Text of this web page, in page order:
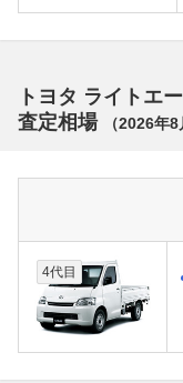
トヨタ ライトエ
査定相場
（2026年8
4代目